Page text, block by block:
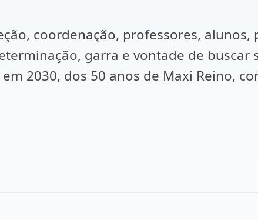
coordenação, professores,
garra e vontade de
2030, dos 50 anos de Maxi Reino,